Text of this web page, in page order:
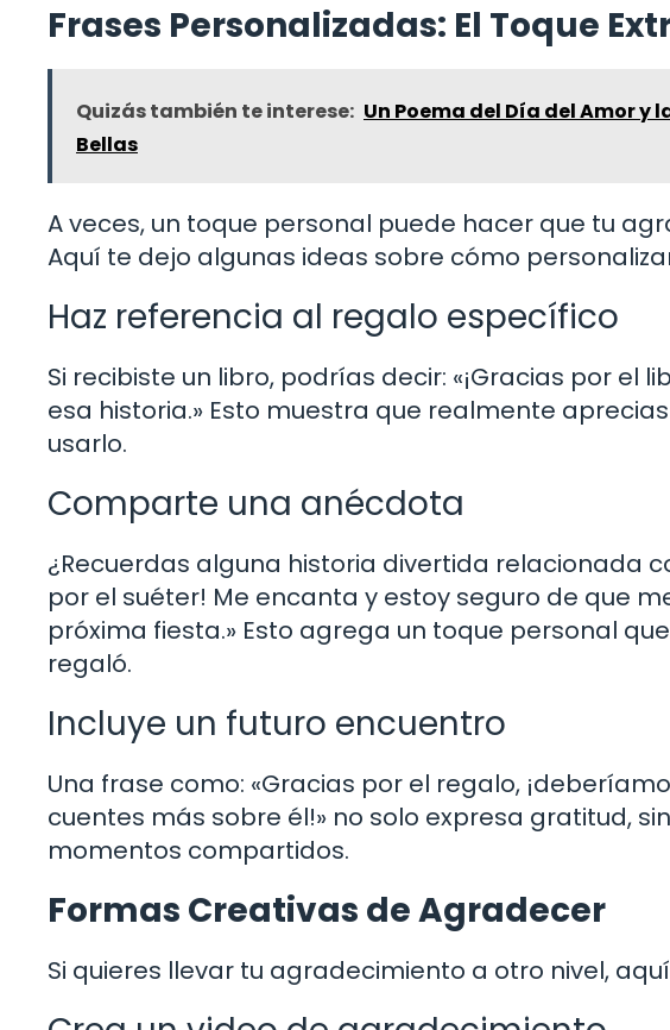
Frases Personalizadas: El Toque
Quizás también te interese: Un Poema del Día del Amor y
Bellas
A veces, un toque personal puede hacer que tu
Aquí te dejo algunas ideas sobre cómo
Haz referencia al regalo específico
Si recibiste un libro, podrías decir: «¡Gracias por el
esa historia.» Esto muestra que realmente
usarlo.
Comparte una anécdota
¿Recuerdas alguna historia divertida relacionada
por el suéter! Me encanta y estoy seguro de que
próxima fiesta.» Esto agrega un toque personal
regaló.
Incluye un futuro encuentro
Una frase como: «Gracias por el regalo,
cuentes más sobre él!» no solo expresa gratitud,
momentos compartidos.
Formas Creativas de Agradecer
Si quieres llevar tu agradecimiento a otro nivel,